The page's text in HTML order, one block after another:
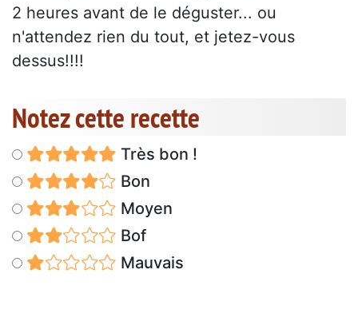
2 heures avant de le déguster... ou
n'attendez rien du tout, et jetez-vous
dessus!!!!
Notez cette recette
Très bon !
Bon
Moyen
Bof
Mauvais